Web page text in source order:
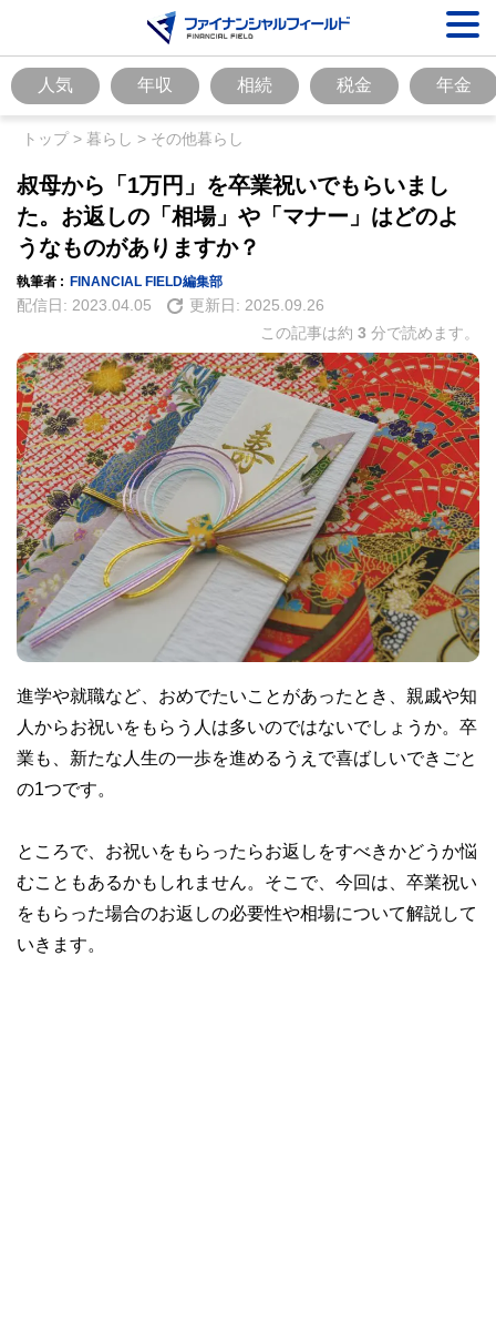
人気 年収 相続 税金 年金
トップ> 暮らし > その他暮らし
叔母から「1万円」を卒業祝いでもらいまし
た。お返しの「相場」や「マナー」はどのよ
うなものがありますか？
執筆者 : FINANCIAL FIELD編集部
配信日: 2023.04.05 更新日: 2025.09.26
この記事は約 3 分で読めます。
進学や就職など、おめでたいことがあったとき、親戚や知
人からお祝いをもらう人は多いのではないでしょうか。卒
業も、新たな人生の一歩を進めるうえで喜ばしいできごと
の1つです。
ところで、お祝いをもらったらお返しをすべきかどうか悩
むこともあるかもしれません。そこで、今回は、卒業祝い
をもらった場合のお返しの必要性や相場について解説して
いきます。